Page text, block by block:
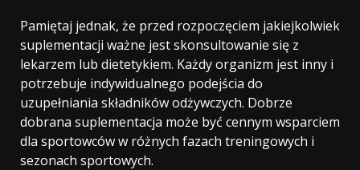
Pamiętaj jednak, że przed rozpoczęciem jakiejkolwiek
suplementacji ważne jest skonsultowanie się z
lekarzem lub dietetykiem. Każdy organizm jest inny i
potrzebuje indywidualnego podejścia do
uzupełniania składników odżywczych. Dobrze
dobrana suplementacja może być cennym wsparciem
dla sportowców w różnych fazach treningowych i
sezonach sportowych.